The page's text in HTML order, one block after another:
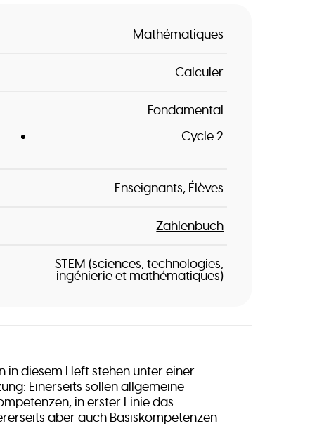
Mathématiques
Calculer
Fondamental
Cycle 2
Enseignants Élèves
Zahlenbuch
STEM (sciences, technologies,
ingénierie et mathématiques)
in diesem Heft stehen unter einer
Einerseits sollen allgemeine
in erster Linie das
aber auch Basiskompetenzen